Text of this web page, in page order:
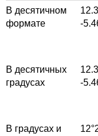
В десятичном
формате
-
В десятичных
градусах
-
В градусах и